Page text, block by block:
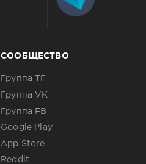
СООБЩЕСТВО
Группа ТГ
Группа VK
Группа FB
Google Play
App Store
Reddit